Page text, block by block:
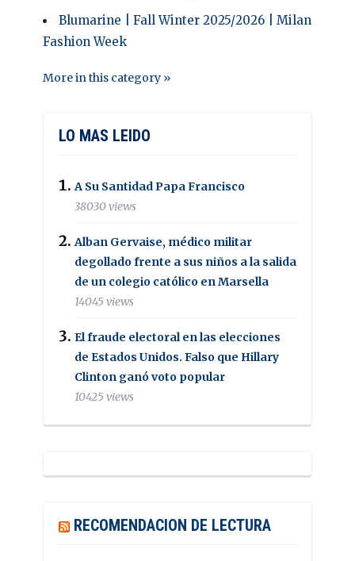
Blumarine | Fall Winter 2025/2026 | Milan
Fashion Week
More in this category »
LO MAS LEIDO
A Su Santidad Papa Francisco
38030 views
Alban Gervaise, médico militar
degollado frente a sus niños a la salida
de un colegio católico en Marsella
14045 views
El fraude electoral en las elecciones
de Estados Unidos. Falso que Hillary
Clinton ganó voto popular
10425 views
RECOMENDACION DE LECTURA